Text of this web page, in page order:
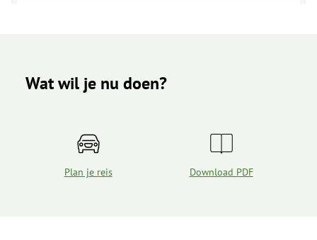
Wat wil je nu doen?
Plan je reis Download PDF